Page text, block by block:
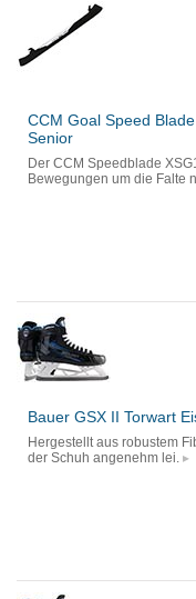
CCM Goal Speed
Senior
Der CCM Speedblade
Bewegungen um die Falte
Bauer GSX II Torwart
Hergestellt aus robustem
der Schuh angenehm lei.